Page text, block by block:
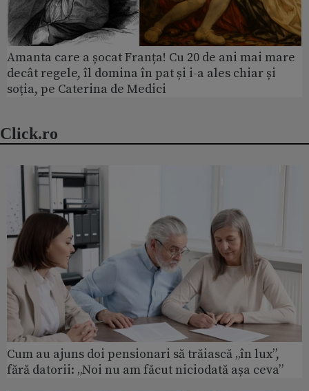
Amanta care a șocat Franța! Cu 20 de ani mai mare
decât regele, îl domina în pat și i-a ales chiar și
soția, pe Caterina de Medici
Click.ro
Cum au ajuns doi pensionari să trăiască „în lux”,
fără datorii: „Noi nu am făcut niciodată așa ceva”